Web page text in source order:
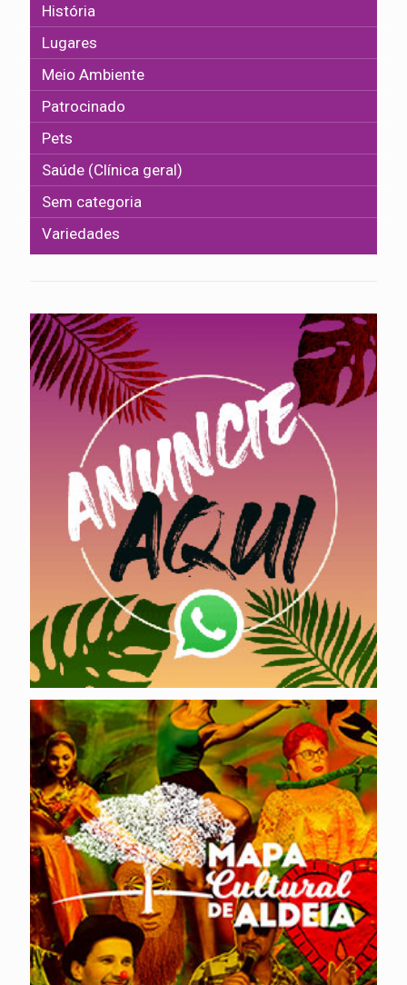
História
Lugares
Meio Ambiente
Patrocinado
Pets
Saúde (Clínica geral)
Sem categoria
Variedades